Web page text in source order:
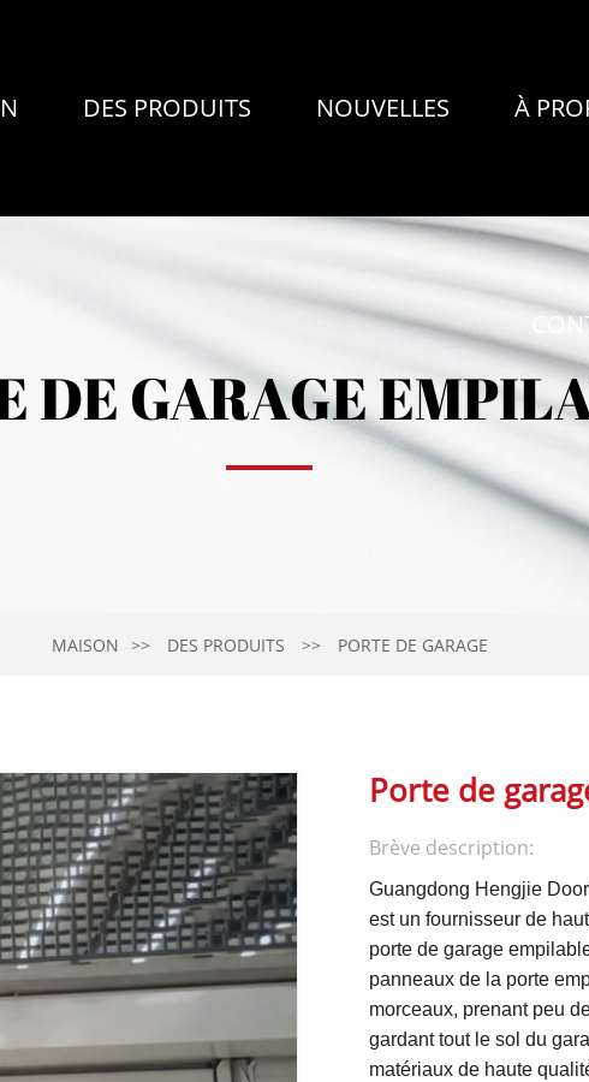
DES PRODUITS NOUVELLES À
DE GARAGE
MAISON DES PRODUITS PORTE DE GARAGE
Porte de
Brève description:
Guangdong Hengjie
est un fournisseur de
porte de garage
panneaux de la porte
morceaux, prenant peu
gardant tout le sol du
matériaux de haute